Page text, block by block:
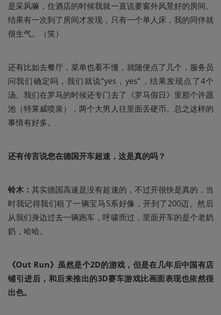
是采风嘛，住酒店的时候我就一直说要窗外风景好的房间。
结果有一次到了房间才发现，只有一个单人床，我的同伴就
很生气。（笑）
还有比如去餐厅，菜单也看不懂，就随便点了几个，服务员
问我们确定吗，我们就说“yes，yes”，结果发现点了4个
汤。我们在罗马的时候还专门去了《罗马假日》里那个许愿
池（特莱威喷泉），两个大男人往里面丢硬币。总之这样的
事情有好多。
还有传言说您在德国开车超速，这是真的吗？
铃木：其实德国高速是没有超速的，不过开很快是真的，当
时我记得我们租了一辆宝马5系好像，开到了200迈。然后
从我们身边过去一辆跑车，呼啸而过，里面开车的是个老奶
奶，哈哈。
《Out Run》虽然是个2D的游戏，但是在几年后中国有店
铺引进后，和后来推出的3D赛车游戏比画面表现也依然很
出色。